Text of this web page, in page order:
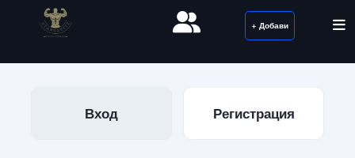
+ Добави
Вход Регистрация